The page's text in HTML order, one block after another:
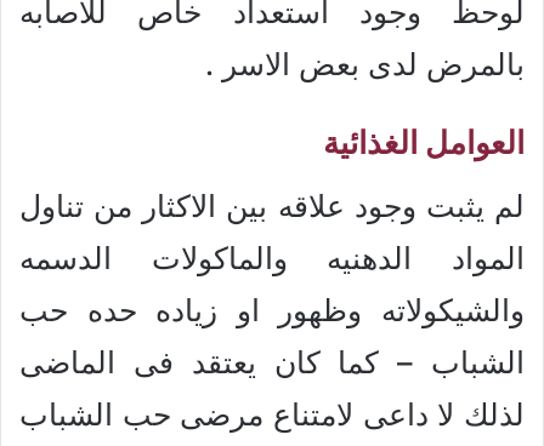
لوحظ وجود استعداد خاص للاصابه
بالمرض لدى بعض الاسر .
العوامل الغذائية
لم يثبت وجود علاقه بين الاكثار من تناول
المواد الدهنيه والماكولات الدسمه
والشيكولاته وظهور او زياده حده حب
الشباب – كما كان يعتقد فى الماضى
لذلك لا داعى لامتناع مرضى حب الشباب